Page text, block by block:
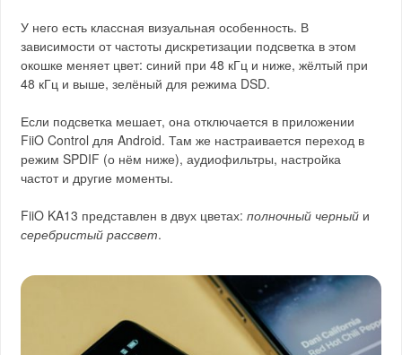
У него есть классная визуальная особенность. В
зависимости от частоты дискретизации подсветка в этом
окошке меняет цвет: синий при 48 кГц и ниже, жёлтый при
48 кГц и выше, зелёный для режима DSD.
Если подсветка мешает, она отключается в приложении
FiiO Control для Android. Там же настраивается переход в
режим SPDIF (о нём ниже), аудиофильтры, настройка
частот и другие моменты.
FiiO KA13 представлен в двух цветах:полночный черный и
серебристый рассвет.